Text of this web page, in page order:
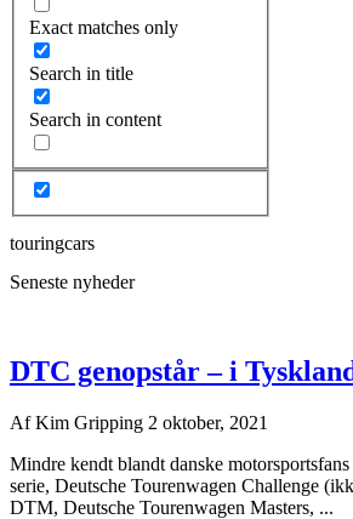
Exact matches only
Search in title
Search in content
touringcars
Seneste nyheder
DTC genopstår – i
AfKim Gripping 2 oktober, 2021
Mindre kendt blandt danske
serie, Deutsche Tourenwagen Challenge
DTM, Deutsche Tourenwagen Masters, ...